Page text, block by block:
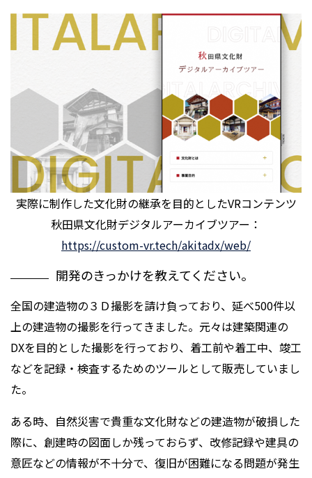
実際に制作した文化財の継承を目的としたVRコンテンツ
秋田県文化財デジタルアーカイブツアー：
https://custom-vr.tech/akitadx/web/
開発のきっかけを教えてください。
全国の建造物の３Ｄ撮影を請け負っており、延べ500件以
上の建造物の撮影を行ってきました。元々は建築関連の
DXを目的とした撮影を行っており、着工前や着工中、竣工
などを記録・検査するためのツールとして販売していまし
た。
ある時、自然災害で貴重な文化財などの建造物が破損した
際に、創建時の図面しか残っておらず、改修記録や建具の
意匠などの情報が不十分で、復旧が困難になる問題が発生